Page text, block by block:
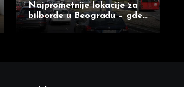
Najprometnije lokacije za
bilborde u Beogradu – gde
se reklama najviše vidi